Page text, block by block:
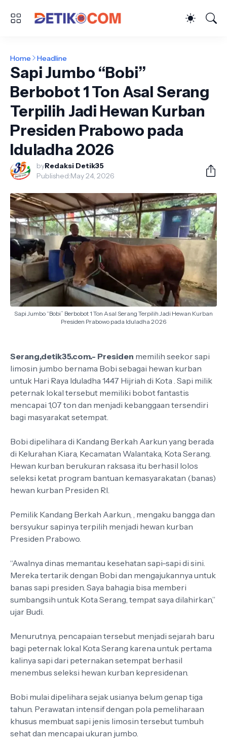
Home Headline
Sapi Jumbo “Bobi”
Berbobot 1 Ton Asal Serang
Terpilih Jadi Hewan Kurban
Presiden Prabowo pada
Iduladha 2026
byRedaksi Detik35
Published:May 24, 2026
Sapi Jumbo “Bobi” Berbobot 1 Ton Asal Serang Terpilih Jadi Hewan Kurban
Presiden Prabowo pada Iduladha 2026
Serang,detik35.com.- Presiden memilih seekor sapi
limosin jumbo bernama Bobi sebagai hewan kurban
untuk Hari Raya Iduladha 1447 Hijriah di Kota . Sapi milik
peternak lokal tersebut memiliki bobot fantastis
mencapai 1,07 ton dan menjadi kebanggaan tersendiri
bagi masyarakat setempat.
Bobi dipelihara di Kandang Berkah Aarkun yang berada
di Kelurahan Kiara, Kecamatan Walantaka, Kota Serang.
Hewan kurban berukuran raksasa itu berhasil lolos
seleksi ketat program bantuan kemasyarakatan (banas)
hewan kurban Presiden RI.
Pemilik Kandang Berkah Aarkun, , mengaku bangga dan
bersyukur sapinya terpilih menjadi hewan kurban
Presiden Prabowo.
“Awalnya dinas memantau kesehatan sapi-sapi di sini.
Mereka tertarik dengan Bobi dan mengajukannya untuk
banas sapi presiden. Saya bahagia bisa memberi
sumbangsih untuk Kota Serang, tempat saya dilahirkan,”
ujar Budi.
Menurutnya, pencapaian tersebut menjadi sejarah baru
bagi peternak lokal Kota Serang karena untuk pertama
kalinya sapi dari peternakan setempat berhasil
menembus seleksi hewan kurban kepresidenan.
Bobi mulai dipelihara sejak usianya belum genap tiga
tahun. Perawatan intensif dengan pola pemeliharaan
khusus membuat sapi jenis limosin tersebut tumbuh
sehat dan mencapai ukuran jumbo.